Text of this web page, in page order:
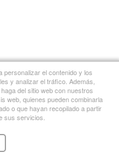
personalizar el contenido y los
y analizar el tráfico. Además,
del sitio web con nuestros
web, quienes pueden combinarla
o que hayan recopilado a partir
sus servicios.